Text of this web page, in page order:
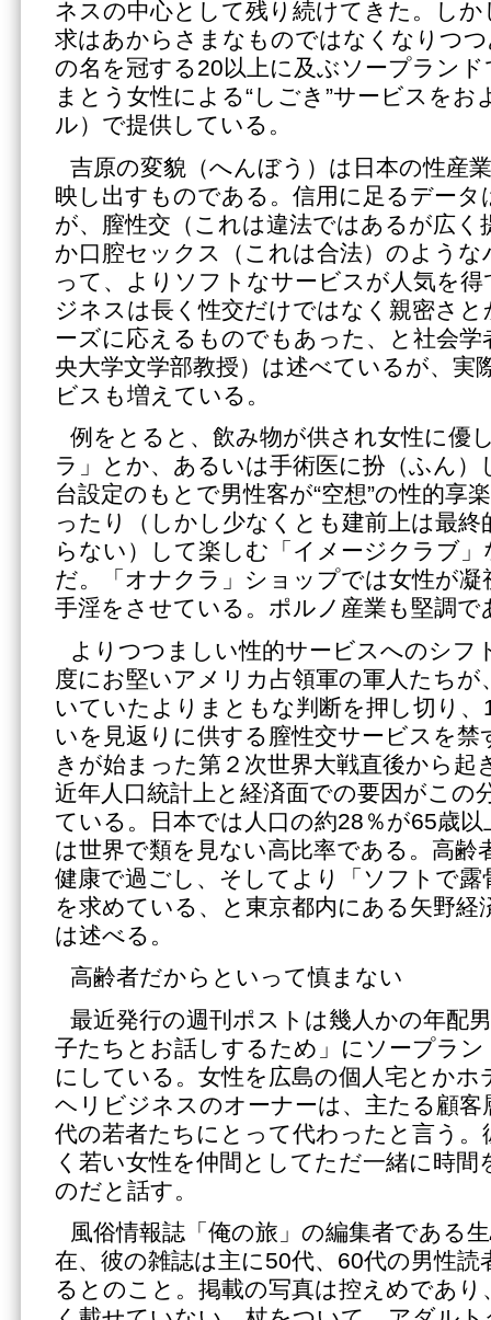
ネスの中心として残り続けてきた。し
求はあからさまなものではなくなりつ
の名を冠する20以上に及ぶソープラン
まとう女性による“しごき”サービスをお
ル）で提供している。
吉原の変貌（へんぼう）は日本の性産
映し出すものである。信用に足るデー
が、膣性交（これは違法ではあるが広く
か口腔セックス（これは合法）のよう
って、よりソフトなサービスが人気を
ジネスは長く性交だけではなく親密さ
ーズに応えるものでもあった、と社会学
央大学文学部教授）は述べているが、実
ビスも増えている。
例をとると、飲み物が供され女性に優
ラ」とか、あるいは手術医に扮（ふん）
台設定のもとで男性客が“空想”の性的享
ったり（しかし少なくとも建前上は最終
らない）して楽しむ「イメージクラブ
だ。「オナクラ」ショップでは女性が
手淫をさせている。ポルノ産業も堅調で
よりつつましい性的サービスへのシフ
度にお堅いアメリカ占領軍の軍人たちが
いていたよりまともな判断を押し切り、
いを見返りに供する膣性交サービスを禁
きが始まった第２次世界大戦直後から起
近年人口統計上と経済面での要因がこの
ている。日本では人口の約28％が65歳
は世界で類を見ない高比率である。高齢
健康で過ごし、そしてより「ソフトで
を求めている、と東京都内にある矢野経
は述べる。
高齢者だからといって慎まない
最近発行の週刊ポストは幾人かの年配
子たちとお話しするため」にソープラ
にしている。女性を広島の個人宅とか
ヘリビジネスのオーナーは、主たる顧客
代の若者たちにとって代わったと言う
く若い女性を仲間としてただ一緒に時
のだと話す。
風俗情報誌「俺の旅」の編集者である
在、彼の雑誌は主に50代、60代の男性
るとのこと。掲載の写真は控えめであり